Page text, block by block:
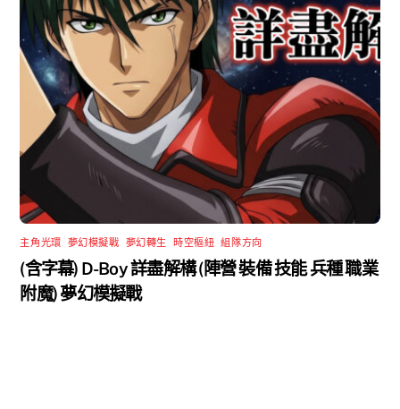
主角光環 夢幻模擬戰 夢幻轉生 ,時空樞紐 ,組隊方向
(含字幕) D-Boy 詳盡解構 (陣營 裝備 技能 兵種 職業
附魔) 夢幻模擬戰